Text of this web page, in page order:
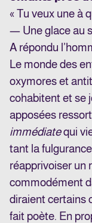
« Tu veux une à
— Une glace au
A répondu
Le monde des
oxymores et
cohabitent et se
apposées
immédiatequi
tant la
réapprivoiser un
commodément
diraient certains
fait poète. En